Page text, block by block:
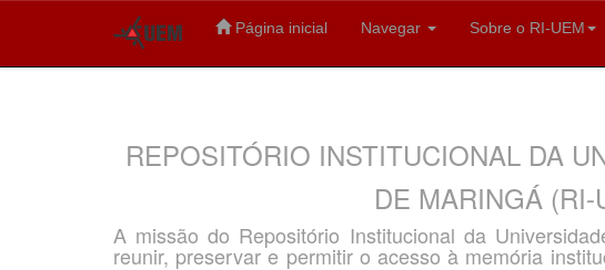
Página inicial Navegar Sobre o RI-UEM
REPOSITÓRIO INSTITUCIONAL DA
DE MARINGÁ (RI-
A missão do Repositório Institucional da
reunir, preservar e permitir o acesso à memória